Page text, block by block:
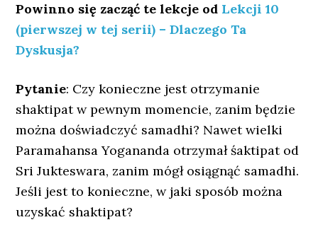
Powinno się zacząć te lekcje od Lekcji 10
(pierwszej w tej serii) – Dlaczego Ta
Dyskusja?
Pytanie: Czy konieczne jest otrzymanie
shaktipat w pewnym momencie, zanim będzie
można doświadczyć samadhi? Nawet wielki
Paramahansa Yogananda otrzymał śaktipat od
Sri Jukteswara, zanim mógł osiągnąć samadhi.
Jeśli jest to konieczne, w jaki sposób można
uzyskać shaktipat?